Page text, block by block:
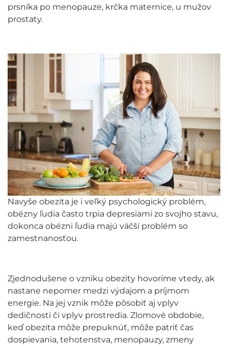
prsníka po menopauze, krčka maternice, u mužov
prostaty.
Navyše obezita je i veľký psychologický problém,
obézny ľudia často trpia depresiami zo svojho stavu,
dokonca obézni ľudia majú väčší problém so
zamestnanosťou.
Zjednodušene o vzniku obezity hovoríme vtedy, ak
nastane nepomer medzi výdajom a príjmom
energie. Na jej vznik môže pôsobiť aj vplyv
dedičnosti či vplyv prostredia. Zlomové obdobie,
keď obezita môže prepuknúť, môže patriť čas
dospievania, tehotenstva, menopauzy, zmeny